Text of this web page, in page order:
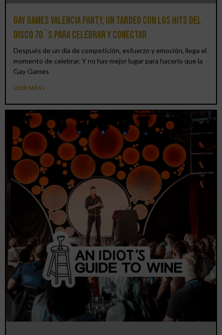
Gay Games Valencia Party, un tardeo con los hits del
DISCO 70´S para celebrar y conectar
Después de un día de competición, esfuerzo y emoción, llega el
momento de celebrar. Y no hay mejor lugar para hacerlo que la
Gay Games
LEER MÁS »